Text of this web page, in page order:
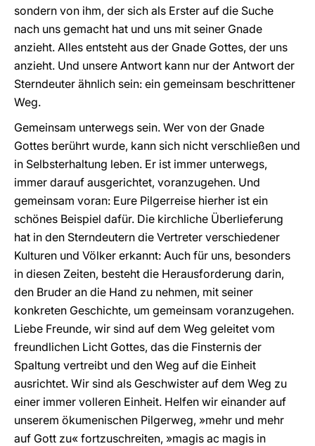
sondern von ihm, der sich als Erster auf die Suche
nach uns gemacht hat und uns mit seiner Gnade
anzieht. Alles entsteht aus der Gnade Gottes, der uns
anzieht. Und unsere Antwort kann nur der Antwort der
Sterndeuter ähnlich sein: ein gemeinsam beschrittener
Weg.
Gemeinsam unterwegs sein. Wer von der Gnade
Gottes berührt wurde, kann sich nicht verschließen und
in Selbsterhaltung leben. Er ist immer unterwegs,
immer darauf ausgerichtet, voranzugehen. Und
gemeinsam voran: Eure Pilgerreise hierher ist ein
schönes Beispiel dafür. Die kirchliche Überlieferung
hat in den Sterndeutern die Vertreter verschiedener
Kulturen und Völker erkannt: Auch für uns, besonders
in diesen Zeiten, besteht die Herausforderung darin,
den Bruder an die Hand zu nehmen, mit seiner
konkreten Geschichte, um gemeinsam voranzugehen.
Liebe Freunde, wir sind auf dem Weg geleitet vom
freundlichen Licht Gottes, das die Finsternis der
Spaltung vertreibt und den Weg auf die Einheit
ausrichtet. Wir sind als Geschwister auf dem Weg zu
einer immer volleren Einheit. Helfen wir einander auf
unserem ökumenischen Pilgerweg, »mehr und mehr
auf Gott zu« fortzuschreiten, »magis ac magis in